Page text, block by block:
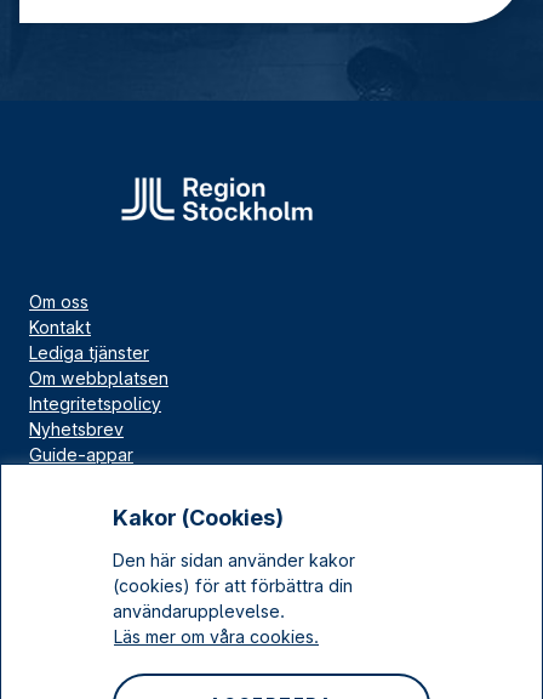
Kakor (Cookies)
Den här sidan använder kakor
(cookies) för att förbättra din
användarupplevelse.
Läs mer om våra cookies.
Om oss
Kontakt
Lediga tjänster
Om webbplatsen
Integritetspolicy
Nyhetsbrev
Guide-appar
Kulturarv Stockholm
Sociala medier
Instagram